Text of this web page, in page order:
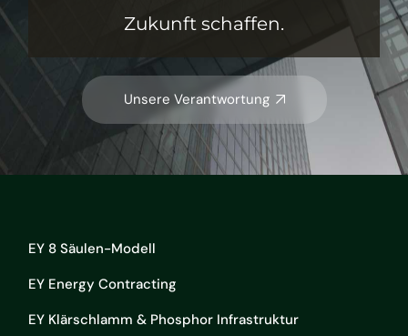
Zukunft schaffen.
Unsere Verantwortung
EY 8 Säulen-Modell
EY Energy Contracting
EY Klärschlamm & Phosphor Infrastruktur